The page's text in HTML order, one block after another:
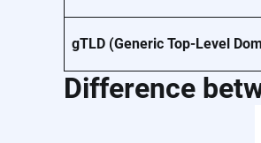
gTLD (Generic Top-Level
Difference